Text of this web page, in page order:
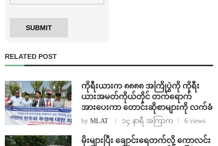
RELATED POST
ကိုရီးယားက ၈၈၈၈ အကြိုပွဲကို ကိုရီး
ယားအမတ်ကိုယ်တိုင် တက်ရောက်
အားပေးကာ တောင်းဆိုစာများကို လက်ခံ
by MLAT ၁၄ နာရီ အကြာက 6 views
⁨မိုးများပြီး ချောင်းရေတက်လို့ ကောလင်း